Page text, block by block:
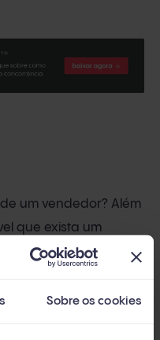
Sobre os cookies
um vendedor? Além
que exista um
a gestão de
Por outro lado, se o
desenhado, com bons